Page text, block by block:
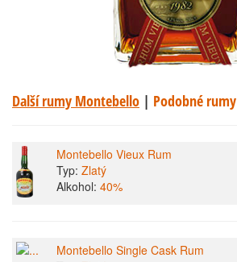
Další rumy Montebello | Podobné rumy
Montebello Vieux Rum
Typ: Zlatý
Alkohol: 40%
Montebello Single Cask Rum